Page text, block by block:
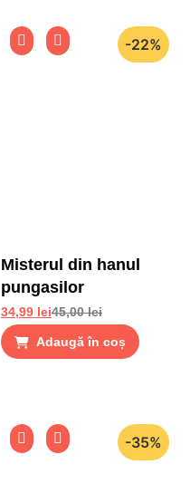
-22%
Misterul din hanul
pungasilor
45,00lei
34,99 lei
Adaugă în coș
-35%